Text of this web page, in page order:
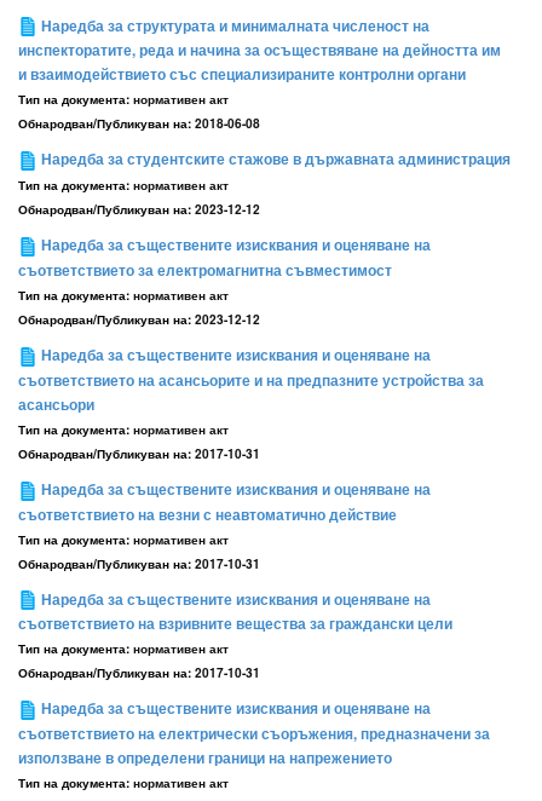
Наредба за структурата и минималната численост на
инспекторатите, реда и начина за осъществяване на дейността им
и взаимодействието със специализираните контролни органи
Тип на документа: нормативен акт
Обнародван/Публикуван на: 2018-06-08
Наредба за студентските стажове в държавната администрация
Тип на документа: нормативен акт
Обнародван/Публикуван на: 2023-12-12
Наредба за съществените изисквания и оценяване на
съответствието за електромагнитна съвместимост
Тип на документа: нормативен акт
Обнародван/Публикуван на: 2023-12-12
Наредба за съществените изисквания и оценяване на
съответствието на асансьорите и на предпазните устройства за
асансьори
Тип на документа: нормативен акт
Обнародван/Публикуван на: 2017-10-31
Наредба за съществените изисквания и оценяване на
съответствието на везни с неавтоматично действие
Тип на документа: нормативен акт
Обнародван/Публикуван на: 2017-10-31
Наредба за съществените изисквания и оценяване на
съответствието на взривните вещества за граждански цели
Тип на документа: нормативен акт
Обнародван/Публикуван на: 2017-10-31
Наредба за съществените изисквания и оценяване на
съответствието на електрически съоръжения, предназначени за
използване в определени граници на напрежението
Тип на документа: нормативен акт